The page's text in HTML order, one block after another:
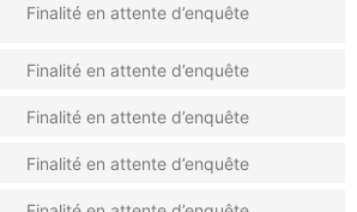
Finalité en attente d’enquête
Finalité en attente d’enquête
Finalité en attente d’enquête
Finalité en attente d’enquête